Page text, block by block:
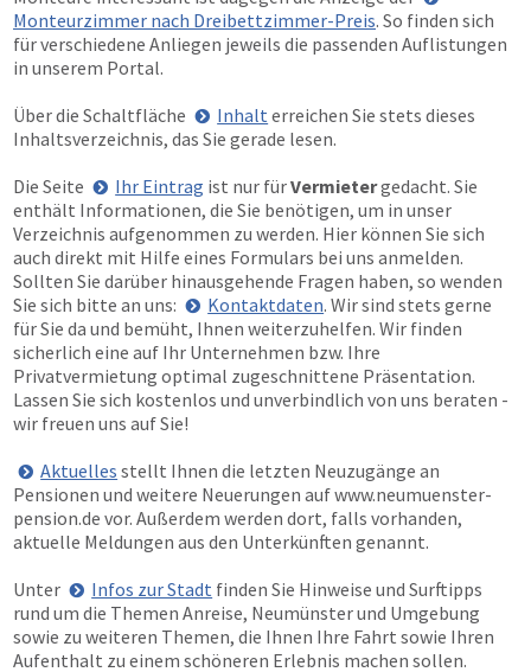
Monteurzimmer nach Dreibettzimmer-Preis. So finden sich
für verschiedene Anliegen jeweils die passenden Auflistungen
in unserem Portal.
Über die Schaltfläche
Inhalt erreichen Sie stets dieses
Inhaltsverzeichnis, das Sie gerade lesen.
Die Seite
Ihr Eintrag ist nur fürVermietergedacht. Sie
enthält Informationen, die Sie benötigen, um in unser
Verzeichnis aufgenommen zu werden. Hier können Sie sich
auch direkt mit Hilfe eines Formulars bei uns anmelden.
Sollten Sie darüber hinausgehende Fragen haben, so wenden
Sie sich bitte an uns:
Kontaktdaten. Wir sind stets gerne
für Sie da und bemüht, Ihnen weiterzuhelfen. Wir finden
sicherlich eine auf Ihr Unternehmen bzw. Ihre
Privatvermietung optimal zugeschnittene Präsentation.
Lassen Sie sich kostenlos und unverbindlich von uns beraten -
wir freuen uns auf Sie!
Aktuelles stellt Ihnen die letzten Neuzugänge an
Pensionen und weitere Neuerungen aufwww.neumuenster-
pension.de vor. Außerdem werden dort, falls vorhanden,
aktuelle Meldungen aus den Unterkünften genannt.
Unter
Infos zur Stadt finden Sie Hinweise und Surftipps
rund um die Themen Anreise, Neumünster und Umgebung
sowie zu weiteren Themen, die Ihnen Ihre Fahrt sowie Ihren
Aufenthalt zu einem schöneren Erlebnis machen sollen.